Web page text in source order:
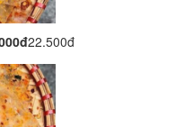
22.500đ